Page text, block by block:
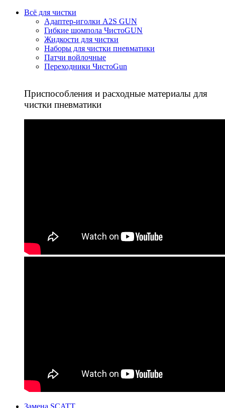
Всё для чистки
Адаптер-иголки A2S GUN
Гибкие шомпола ЧистоGUN
Жидкости для чистки
Наборы для чистки пневматики
Патчи войлочные
Переходники ЧистоGun
Приспособления и расходные материалы для
чистки пневматики
Замена SCATT